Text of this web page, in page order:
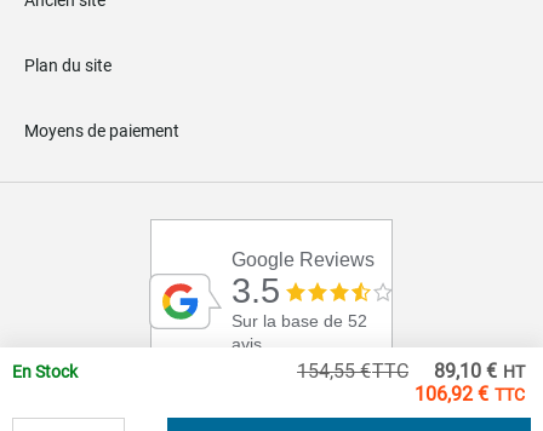
106,92 €
89,10 €
154,55 €
En Stock
Plan du site
Moyens de paiement
Google Reviews
3.5
Sur la base de 52
avis